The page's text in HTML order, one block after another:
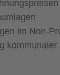
im Non-
kommunaler